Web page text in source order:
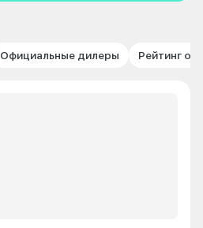
Официальные дилеры Рейтинг